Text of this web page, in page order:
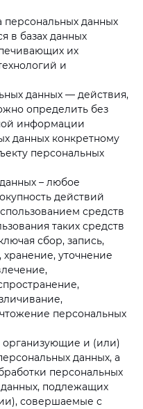
данных
в базах данных
их
и
данных — действия,
определить без
информации
данных конкретному
персональных
– любое
действий
средств
таких средств
сбор, запись,
уточнение
персональных
организующие и (или)
данных, а
персональных
данных, подлежащих
совершаемые с